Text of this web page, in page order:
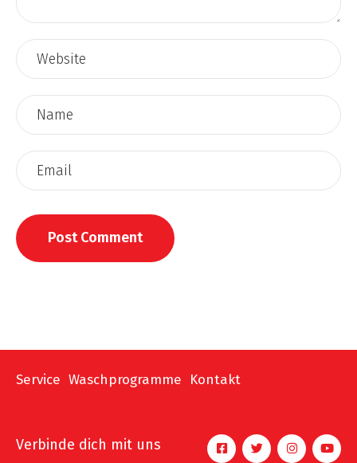
Service Waschprogramme Kontakt
Verbinde dich mit uns